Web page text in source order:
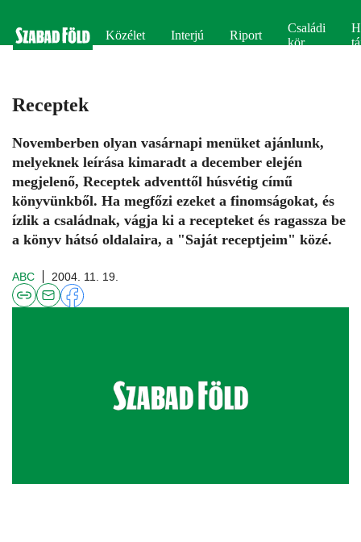
Közélet Interjú Riport
Családi
kör
Receptek
Novemberben olyan vasárnapi menüket ajánlunk,
melyeknek leírása kimaradt a december elején
megjelenő, Receptek adventtől húsvétig című
könyvünkből. Ha megfőzi ezeket a finomságokat, és
ízlik a családnak, vágja ki a recepteket és ragassza be
a könyv hátsó oldalaira, a "Saját receptjeim" közé.
ABC 2004. 11. 19.